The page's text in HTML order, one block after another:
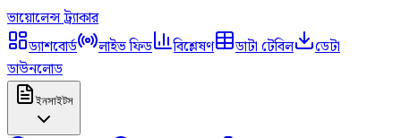
ভায়োলেন্সট্র্যাকার
ড্যাশবোর্ড
লাইভ ফিড বিশ্লেষণ ডাটা টেবিল
ডেটা
ডাউনলোড
ইনসাইটস